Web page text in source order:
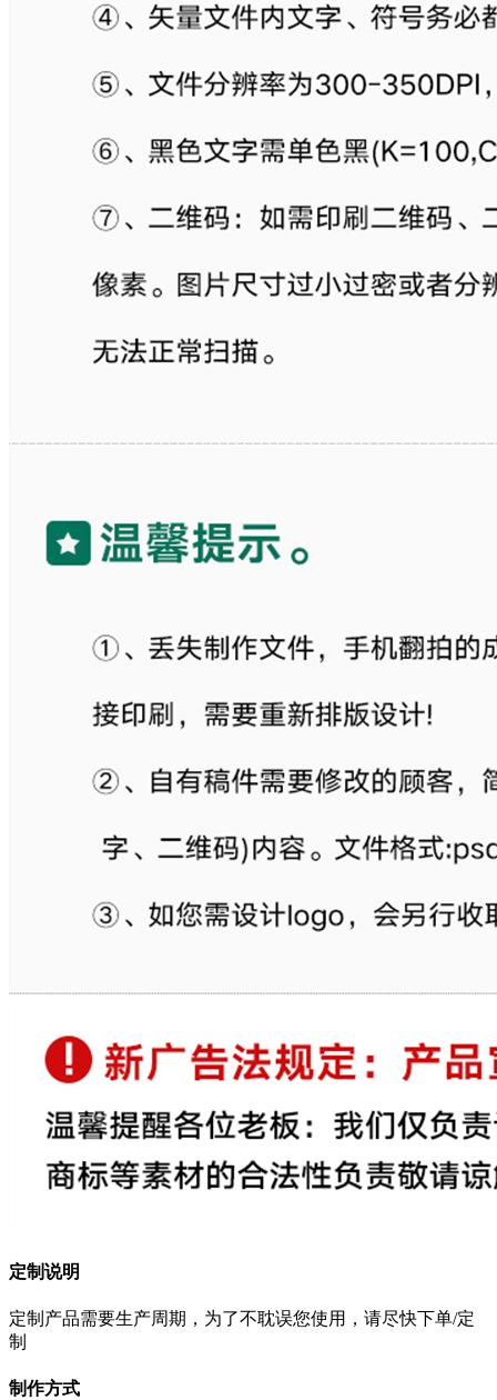
定制说明
定制产品需要生产周期，为了不耽误您使用，请尽快下单/定
制
制作方式